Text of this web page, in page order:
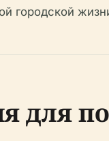
городской
для